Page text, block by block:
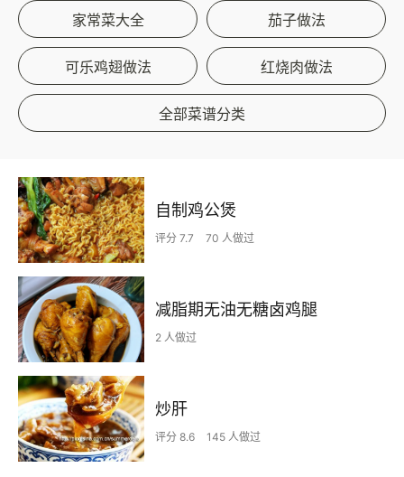
家常菜大全 茄子做法
可乐鸡翅做法 红烧肉做法
全部菜谱分类
自制鸡公煲
评分 7.7 70 人做过
减脂期无油无糖卤鸡腿
2 人做过
炒肝
评分 8.6 145 人做过